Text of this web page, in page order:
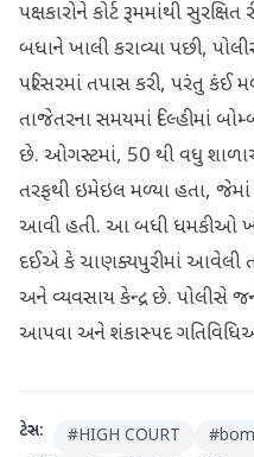
પક્ષકારોને કોર્ટ રૂમમાંથી
બધાને ખાલી કરાવ્યા પછી,
પરિસરમાં તપાસ કરી, પરંતુ
તાજેતરના સમયમાં દિલ્હીમાં
છે. ઓગસ્ટમાં, 50 થી વધુ
તરફથી ઇમેઇલ મળ્યા હતા,
આવી હતી. આ બધી ધમકીઓ
દઈએ કે ચાણક્યપુરીમાં આવેલી
અને વ્યવસાય કેન્દ્ર છે. પોલીસે
આપવા અને શંકાસ્પદ
ટેગ્સ: #HIGH COURT #